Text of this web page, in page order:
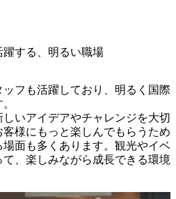
する、明るい職場
フも活躍しており、明るく国際
いアイデアやチャレンジを大切
様にもっと楽しんでもらうため
面も多くあります。観光やイベ
、楽しみながら成長できる環境